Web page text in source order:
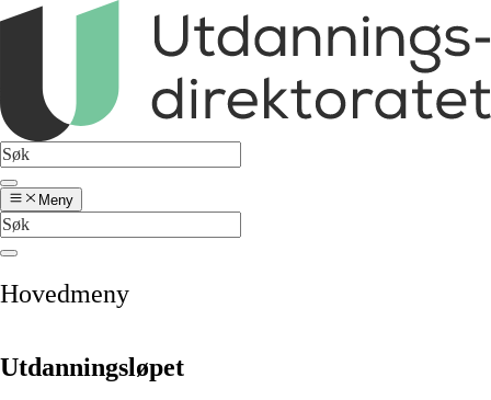
Meny
Hovedmeny
Utdanningsløpet